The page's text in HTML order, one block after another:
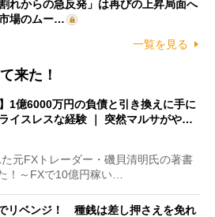
れからの急反発」は再びの上昇局面へ
場のムー…
一覧を見る
来た！
】1億6000万円の負債と引き換えに手に
イスレスな経験 ｜ 突然マルサがや…
元FXトレーダー・磯貝清明氏の著書
！～FXで10億円稼い…
リベンジ！ 種銭は差し押さえを免れ